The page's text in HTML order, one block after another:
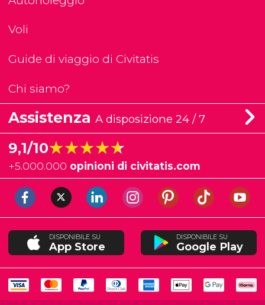
Voli
Guide di viaggio di Civitatis
Chi siamo?
Assistenza A disposizione 24 / 7
9,1/10★★★★★
★★★★★
+5.000.000 opinioni di civitatis.com
DISPONIBILE SU
App Store
DISPONIBILE SU
Google Play